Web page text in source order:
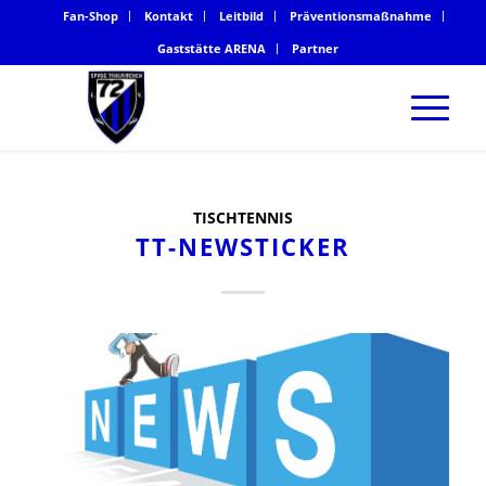
Fan-Shop Kontakt Leitbild
Präventionsmaßnahme
Gaststätte ARENA
Partner
TISCHTENNIS
TT-NEWSTICKER